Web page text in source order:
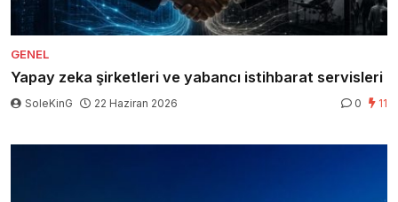
GENEL
Yapay zeka şirketleri ve yabancı istihbarat servisleri
SoleKinG 22 Haziran 2026 0 11